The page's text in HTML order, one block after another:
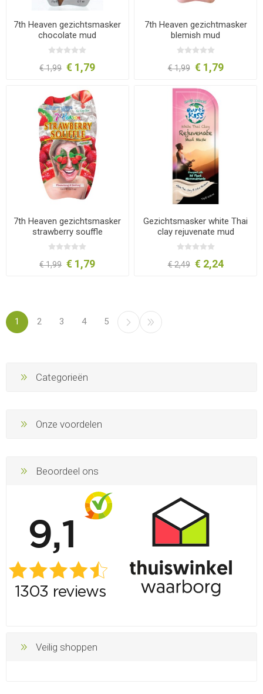
7th Heaven gezichtsmasker
chocolate mud
€ 1,99 € 1,79
7th Heaven gezichtmasker
blemish mud
€ 1,99 € 1,79
7th Heaven gezichtsmasker
strawberry souffle
€ 1,99 € 1,79
Gezichtsmasker white Thai
clay rejuvenate mud
€ 2,49 € 2,24
1 2 3 4 5
Categorieën
Onze voordelen
Beoordeel ons
Veilig shoppen